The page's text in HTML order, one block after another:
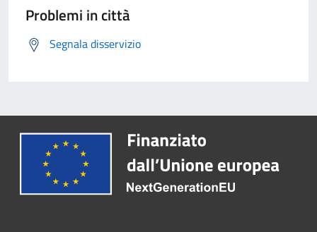
Problemi in città
Segnala disservizio